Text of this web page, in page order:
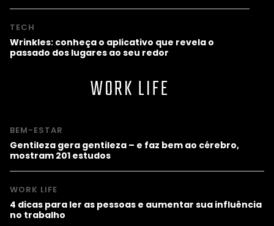
TECH
Wrinkles: conheça o aplicativo que revela o
passado dos lugares ao seu redor
WORK LIFE
BEM-ESTAR
Gentileza gera gentileza – e faz bem ao cérebro,
mostram 201 estudos
WORK LIFE
4 dicas para ler as pessoas e aumentar sua influência
no trabalho